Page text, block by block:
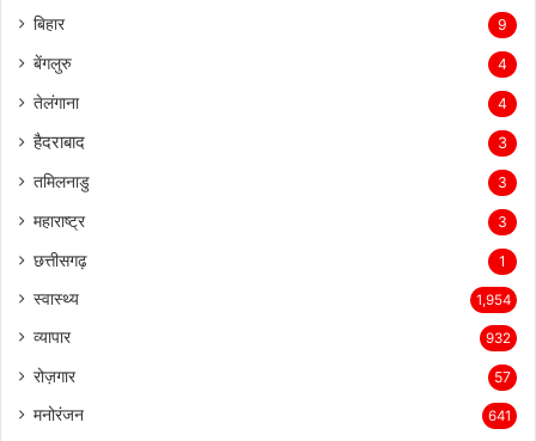
बिहार 9
बेंगलुरु 4
तेलंगाना 4
हैदराबाद 3
तमिलनाडु 3
महाराष्ट्र 3
छत्तीसगढ़ 1
स्वास्थ्य 1,954
व्यापार 932
रोज़गार 57
मनोरंजन 641